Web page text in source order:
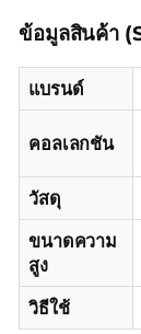
ข้อมูลสินค้า
แบรนด์
คอลเลกชัน
วัสดุ
ขนาดความ
สูง
วิธีใช้